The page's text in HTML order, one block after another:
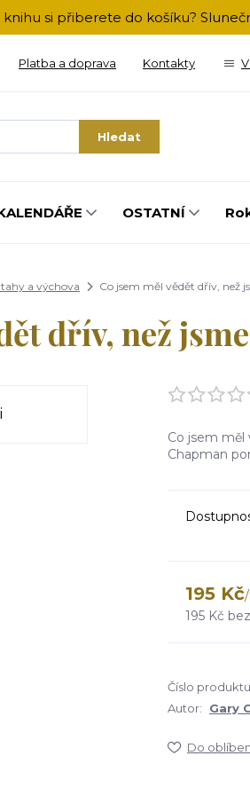
si přiberete do košíku?
Platba a doprava Kontakty
Hledat
OSTATNÍ
a výchova Co jsem měl vědět dřív, než
dřív, než
Co jsem měl
Chapman
195 Kč/
195 Kč
Číslo
Autor:
Gary
Do